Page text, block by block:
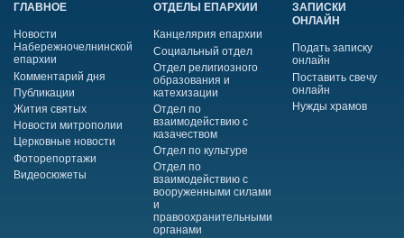
ГЛАВНОЕ
Новости
Набережночелнинской
епархии
Комментарий дня
Публикации
Жития святых
Новости митрополии
Церковные новости
Фоторепортажи
Видеосюжеты
ОТДЕЛЫ ЕПАРХИИ
Канцелярия епархии
Социальный отдел
Отдел религиозного
образования и
катехизации
Отдел по
взаимодействию с
казачеством
Отдел по культуре
Отдел по
взаимодействию с
вооруженными силами
и
правоохранительными
органами
ЗАПИСКИ
ОНЛАЙН
Подать записку
онлайн
Поставить свечу
онлайн
Нужды храмов